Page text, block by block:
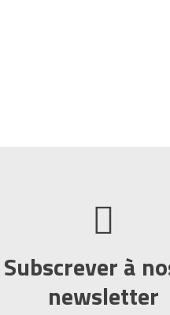
Subscrever à
newsletter